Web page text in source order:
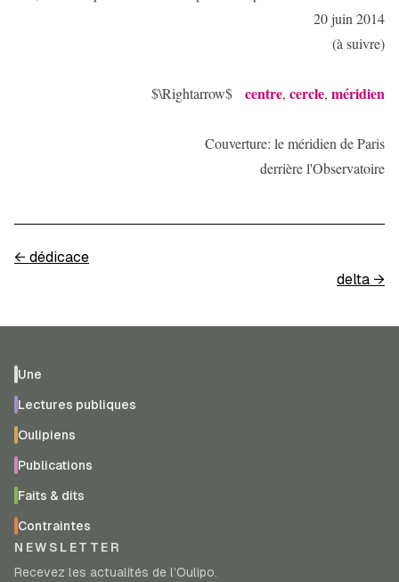
20 juin 2014
(à suivre)
$\Rightarrow$ centre, cercle, méridien
Couverture: le méridien de Paris
derrière l'Observatoire
← dédicace
delta →
Une
Lectures publiques
Oulipiens
Publications
Faits & dits
Contraintes
NEWSLETTER
Recevez les actualités de l’Oulipo.